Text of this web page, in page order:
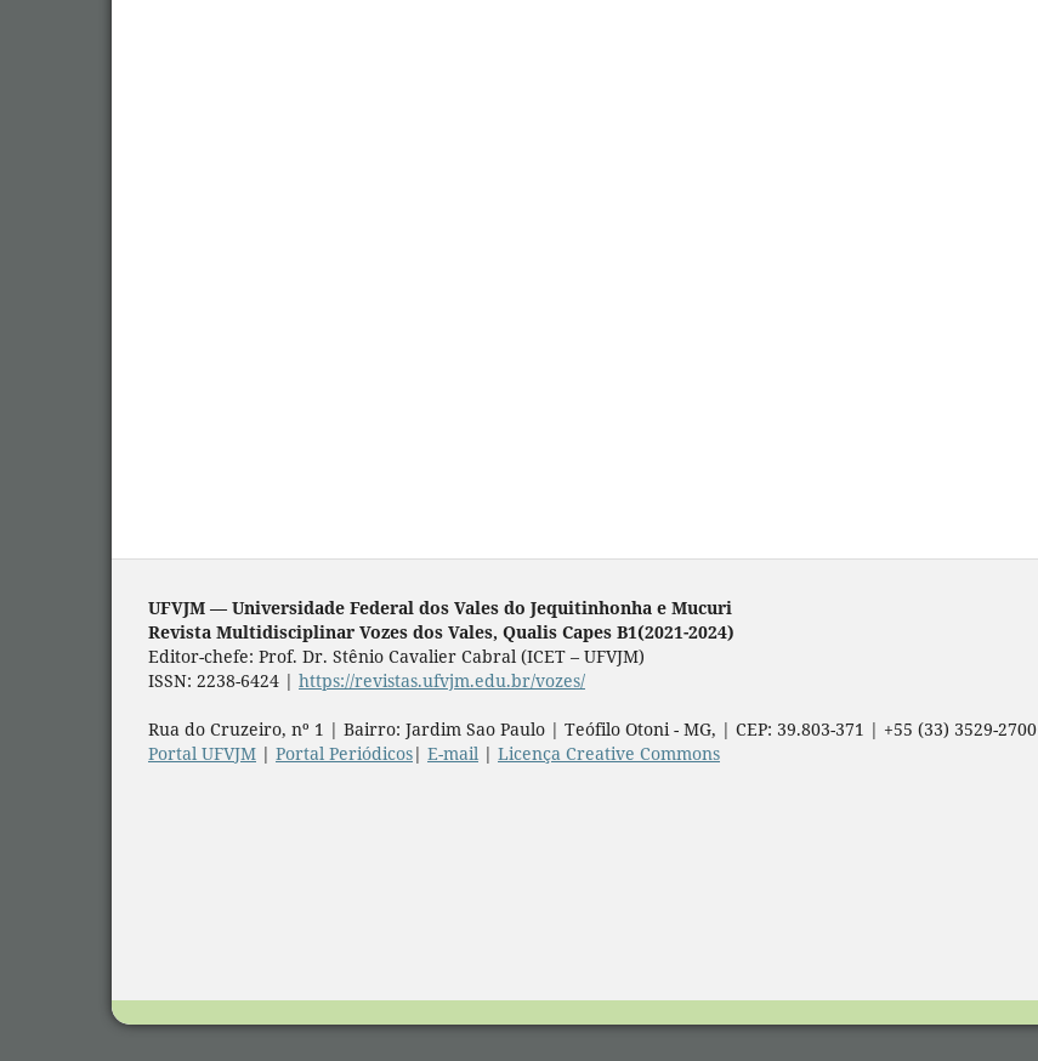
UFVJM — Universidade Federal dos Vales do Jequitinhonha e Mucuri
Revista Multidisciplinar Vozes dos Vales, Qualis Capes B1(2021-2024)
Editor-chefe: Prof. Dr. Stênio Cavalier Cabral (ICET – UFVJM)
ISSN: 2238-6424 | https://revistas.ufvjm.edu.br/vozes/
Rua do Cruzeiro, nº 1 | Bairro: Jardim Sao Paulo | Teófilo Otoni - MG, | CEP: 39.803-371 | +55 (33) 3529-2700
Portal UFVJM | Portal Periódicos| E-mail | Licença Creative Commons